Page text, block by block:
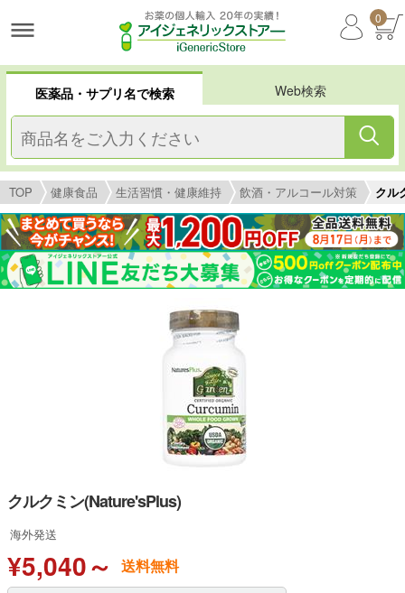
0
医薬品・サプリ名で検索 Web検索
TOP 健康食品 生活習慣・健康維持 飲酒・アルコール対策 クル
クルクミン(Nature'sPlus)
海外発送
¥5,040～ 送料無料